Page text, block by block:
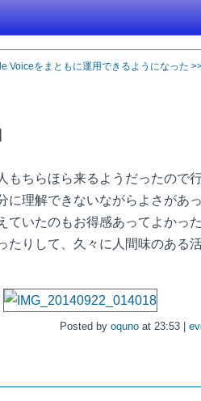
Voiceをまともに運用できるようになった
ちらほら来るようだったので
理解できないながらよさがあ
いたのもお得感あってよかっ
りして、久々に人間味のある
Posted by oquno at 23:53 |